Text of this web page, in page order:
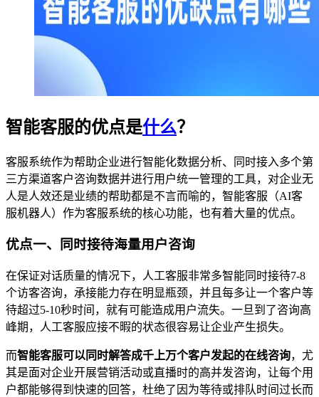
智能客服的优点是什么？
客服系统作为帮助企业进行智能化数据分析、同时接入多个第
三方渠道客户咨询数据并进行用户统一管理的工具，对企业无
人是人效还是业绩的帮助都是不言而喻的，智能客服（AI客
服机器人）作为客服系统的核心功能，也有着大量的优点。
优点一、同时接待海量用户咨询
在保证对话质量的情况下，人工客服非常多智能同时接待7-8
个访客咨询，承接能力存在明显瓶颈，并且每多让一个客户等
待超过5-10秒时间，就有可能造成用户流失。一旦到了咨询高
峰期，人工客服应接不暇的状态很容易让企业产生损失。
而智能客服可以同时解答成千上万个客户发起的在线咨询，尤
其是面对企业开展营销活动或直播时的高并发咨询，让每个用
户都能够得到快速的回答，杜绝了因为等待或排队时间过长而